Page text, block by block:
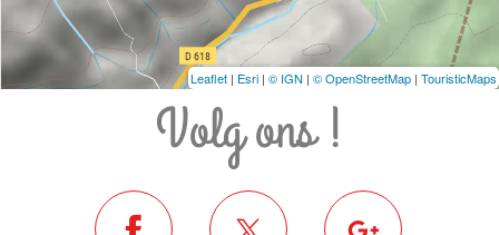
Leaflet | Esri | © IGN | © OpenStreetMap | TouristicMaps
Volg ons !